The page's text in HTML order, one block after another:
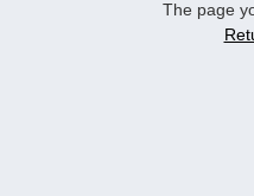
The page